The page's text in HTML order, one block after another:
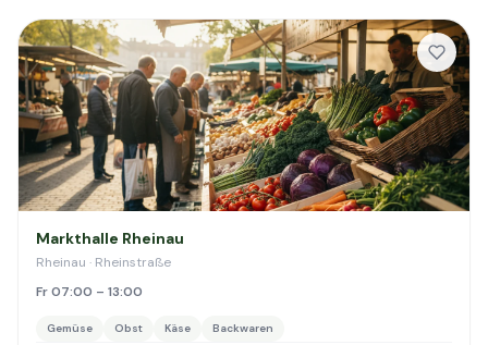
Markthalle Rheinau
Rheinau · Rheinstraße
Fr 07:00 – 13:00
Gemüse Obst Käse Backwaren